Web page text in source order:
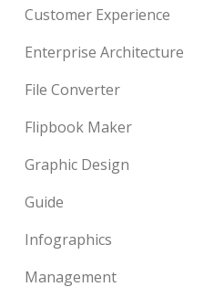
Customer Experience
Enterprise Architecture
File Converter
Flipbook Maker
Graphic Design
Guide
Infographics
Management